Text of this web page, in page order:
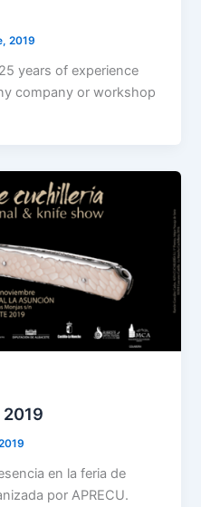
2019
years of experience
company or workshop
2019
en la feria de
por APRECU.